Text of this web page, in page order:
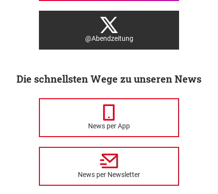
@Abendzeitung
Die schnellsten Wege zu unseren News
News per App
News per Newsletter